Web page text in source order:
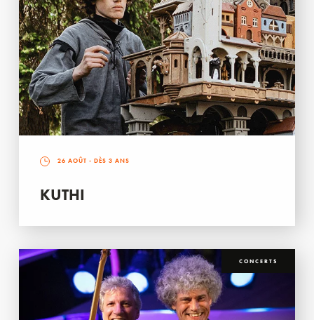
26 AOÛT - DÈS 3 ANS
KUTHI
CONCERTS